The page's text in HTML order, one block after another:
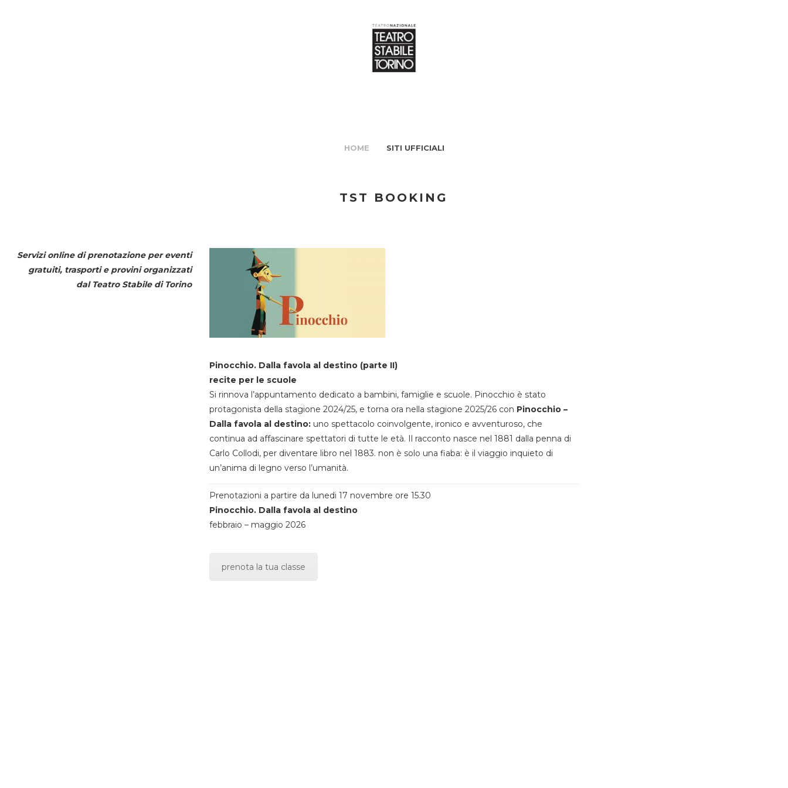
HOME SITI UFFICIALI
TST BOOKING
Servizi online di prenotazione per eventi
gratuiti, trasporti e provini organizzati
dal Teatro Stabile di Torino
Pinocchio. Dalla favola al destino (parte II)
recite per le scuole
Si rinnova l’appuntamento dedicato a bambini, famiglie e scuole. Pinocchio è stato
protagonista della stagione 2024/25, e torna ora nella stagione 2025/26 con Pinocchio –
Dalla favola al destino:uno spettacolo coinvolgente, ironico e avventuroso, che
continua ad affascinare spettatori di tutte le età. Il racconto nasce nel 1881 dalla penna di
Carlo Collodi, per diventare libro nel 1883. non è solo una fiaba: è il viaggio inquieto di
un’anima di legno verso l’umanità.
Prenotazioni a partire da lunedi 17 novembre ore 15.30
Pinocchio. Dalla favola al destino
febbraio – maggio 2026
prenota la tua classe